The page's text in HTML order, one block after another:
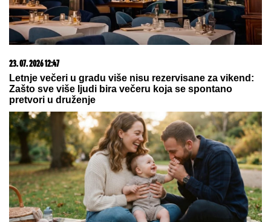
07. 08. 2026 09:39
Deliblatskoj peščari na 700 hektara, aktivno 9 žarišta
07. 08. 2026 09:28
ЕУ позива чланице да више улажу у превенцију
шумских пожара